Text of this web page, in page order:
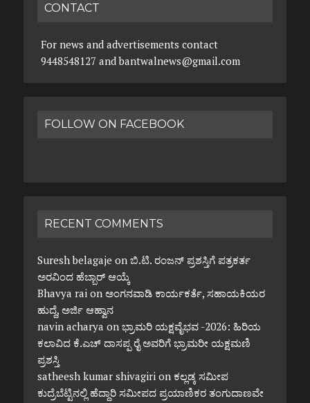
CONTACT
For news and advertisements contact
9448548127 and bantwalnews@gmail.com
FOLLOW ON FACEBOOK
RECENT COMMENTS
Suresh belagaje on ಬಿ.ಟಿ. ರಂಜನ್ ಪ್ರಶಸ್ತಿಗೆ ಪತ್ರಕರ್ತ
ಅರವಿಂದ ಹೆಬ್ಬಾರ್ ಆಯ್ಕೆ
Bhavya raion ಅಂಗನವಾಡಿ ಕಾರ್ಯಕರ್ತೆ, ಸಹಾಯಕಿಯರ
ಹುದ್ದೆ, ಅರ್ಜಿ ಆಹ್ವಾನ
navin acharya on ಭ್ರಾಮರಿ ಯಕ್ಷವೈಭವ -2026: ಹಿರಿಯ
ಕಲಾವಿದ ಕೆ.ಎಚ್ ದಾಸಪ್ಪ ರೈ ಅವರಿಗೆ ಭ್ರಾಮರೀ ಯಕ್ಷಮಣಿ
ಪ್ರಶಸ್ತಿ
satheesh kumar shivagirion ಕಲ್ಲಡ್ಕ ಸಮೀಪ
ಕುದ್ರೆಬೆಟ್ಟಿನಲ್ಲಿ ಹೆದ್ದಾರಿ ಸಮೀಪದ ಪ್ರಯಾಣಿಕರ ತಂಗುದಾಣವೇ